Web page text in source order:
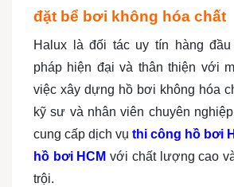
đặt bể bơi không hóa chất
Halux là đối tác uy tín hàng
pháp hiện đại và thân thiện với
việc xây dựng hồ bơi không hóa
kỹ sư và nhân viên chuyên
cung cấp dịch vụ thi công hồ bơi
hồ bơi HCM với chất lượng cao
trội.